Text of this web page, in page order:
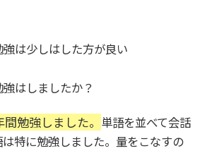
は少しはした方が良い
はしましたか？
勉強しました。 単語を並べて会話
特に勉強しました。量をこなすの